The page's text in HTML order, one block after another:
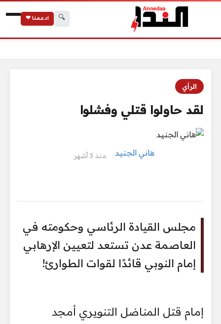
🔍 ادعمنا ❤
الرأي
لقد حاولوا قتلي وفشلوا
هاني الجنيد منذ 3 أشهر
مجلس القيادة الرئاسي وحكومته في
العاصمة عدن تستعد لتعيين الإرهابي
إمام النوبي قائدًا لقوات الطوارئ!
إمام قتل المناضل التنويري أمجد